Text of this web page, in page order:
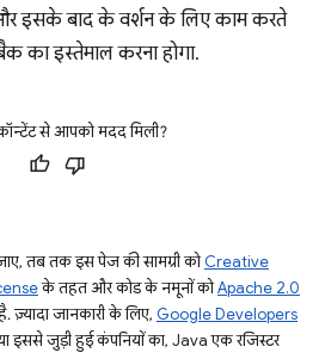
और इसके बाद के वर्शन के लिए काम करते
का इस्तेमाल करना होगा.
से आपको मदद मिली?
तब तक इस पेज की सामग्री कोCreative
के तहत और कोड के नमूनों कोApache 2.0
जानकारी के लिए, Google Developers
जुड़ी हुई कंपनियों का, Java एक रजिस्टर